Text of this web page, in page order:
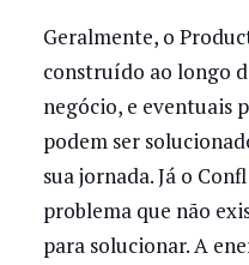
Geralmente, o
construído ao longo
negócio, e eventuais
podem ser
sua jornada. Já o
problema que não
para solucionar. A